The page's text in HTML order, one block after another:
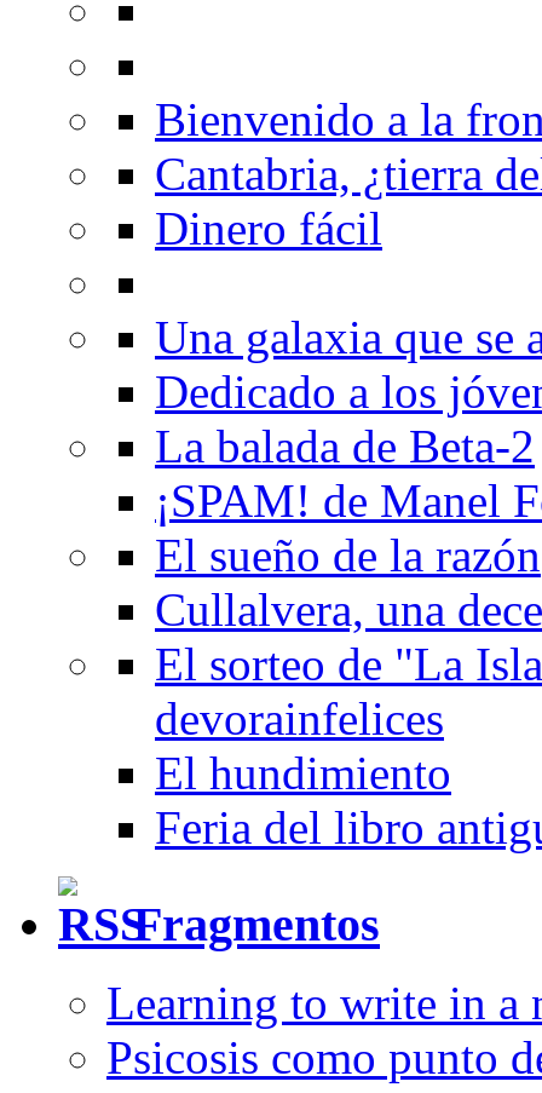
Bienvenido a la
Cantabria, ¿tierra
Dinero fácil
Una galaxia que se
Dedicado a los
La balada de Beta-2
¡SPAM! de Manel
El sueño de la razón
Cullalvera, una
El sorteo de "La
devorainfelices
El hundimiento
Feria del libro
Fragmentos
Learning to write in a
Psicosis como punto